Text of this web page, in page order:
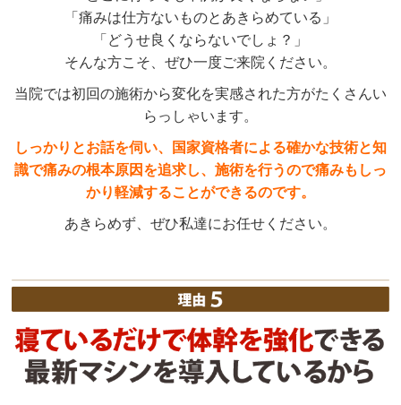
「痛みは仕方ないものとあきらめている」
「どうせ良くならないでしょ？」
そんな方こそ、ぜひ一度ご来院ください。
当院では初回の施術から変化を実感された方がたくさんい
らっしゃいます。
しっかりとお話を伺い、国家資格者による確かな技術と知
識で痛みの根本原因を追求し、施術を行うので痛みもしっ
かり軽減することができるのです。
あきらめず、ぜひ私達にお任せください。